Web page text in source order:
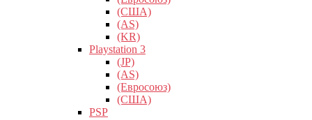
(США)
(AS)
(KR)
Playstation 3
(JP)
(AS)
(Евросоюз)
(США)
PSP